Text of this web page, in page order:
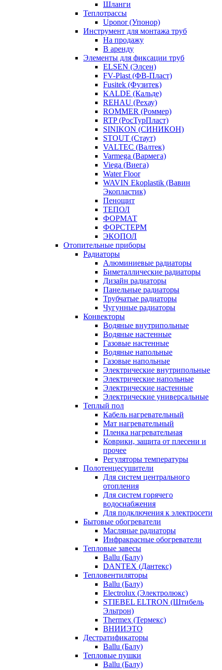
Шланги
Теплотрассы
Uponor (Упонор)
Инструмент для монтажа труб
На продажу
В аренду
Элементы для фиксации труб
ELSEN (Элсен)
FV-Plast (ФВ-Пласт)
Fusitek (Фузитек)
KALDE (Кальде)
REHAU (Рехау)
ROMMER (Роммер)
RTP (РосТурПласт)
SINIKON (СИНИКОН)
STOUT (Стаут)
VALTEC (Валтек)
Varmega (Вармега)
Viega (Виега)
Water Floor
WAVIN Ekoplastik (Вавин
Экопластик)
Пенощит
ТЕПОЛ
ФОРМАТ
ФОРСТЕРМ
ЭКОПОЛ
Отопительные приборы
Радиаторы
Алюминиевые радиаторы
Биметаллические радиаторы
Дизайн радиаторы
Панельные радиаторы
Трубчатые радиаторы
Чугунные радиаторы
Конвекторы
Водяные внутрипольные
Водяные настенные
Газовые настенные
Водяные напольные
Газовые напольные
Электрические внутрипольные
Электрические напольные
Электрические настенные
Электрические универсальные
Теплый пол
Кабель нагревательный
Мат нагревательный
Пленка нагревательная
Коврики, защита от плесени и
прочее
Регуляторы температуры
Полотенцесушители
Для систем центрального
отопления
Для систем горячего
водоснабжения
Для подключения к электросети
Бытовые обогреватели
Масляные радиаторы
Инфракрасные обогреватели
Тепловые завесы
Ballu (Балу)
DANTEX (Дантекс)
Тепловентиляторы
Ballu (Балу)
Electrolux (Электролюкс)
STIEBEL ELTRON (Штибель
Эльтрон)
Thermex (Термекс)
ВНИИЭТО
Дестратификаторы
Ballu (Балу)
Тепловые пушки
Ballu (Балу)